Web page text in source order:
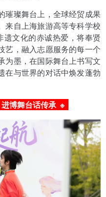
璀璨舞台上，全球经贸成果
来自上海旅游高等专科学校
遗文化的赤诚热爱，将奉贤
艺，融入志愿服务的每一个
为墨，在国际舞台上书写文
在与世界的对话中焕发蓬勃
博舞台话传承 ※